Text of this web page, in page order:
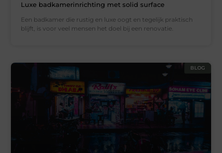
Luxe badkamerinrichting met solid surface
Een badkamer die rustig en luxe oogt en tegelijk praktisch
blijft, is voor veel mensen het doel bij een renovatie.
BLOG